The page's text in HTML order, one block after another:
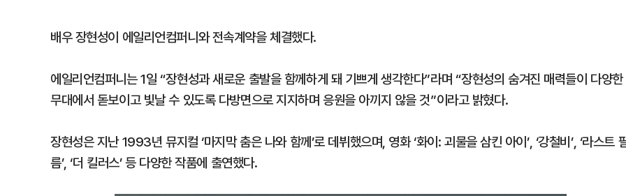
배우 장현성이 에일리언컴퍼니와 전속계약을 체결했다.
에일리언컴퍼니는 1일 “장현성과 새로운 출발을 함께하게 돼 기쁘게 생각한다”라며 “장현성의 숨겨진 매력들이 다양한
무대에서 돋보이고 빛날 수 있도록 다방면으로 지지하며 응원을 아끼지 않을 것”이라고 밝혔다.
장현성은 지난 1993년 뮤지컬 ‘마지막 춤은 나와 함께’로 데뷔했으며, 영화 ‘화이: 괴물을 삼킨 아이’, ‘강철비’, ‘라스트
름’, ‘더 킬러스’ 등 다양한 작품에 출연했다.